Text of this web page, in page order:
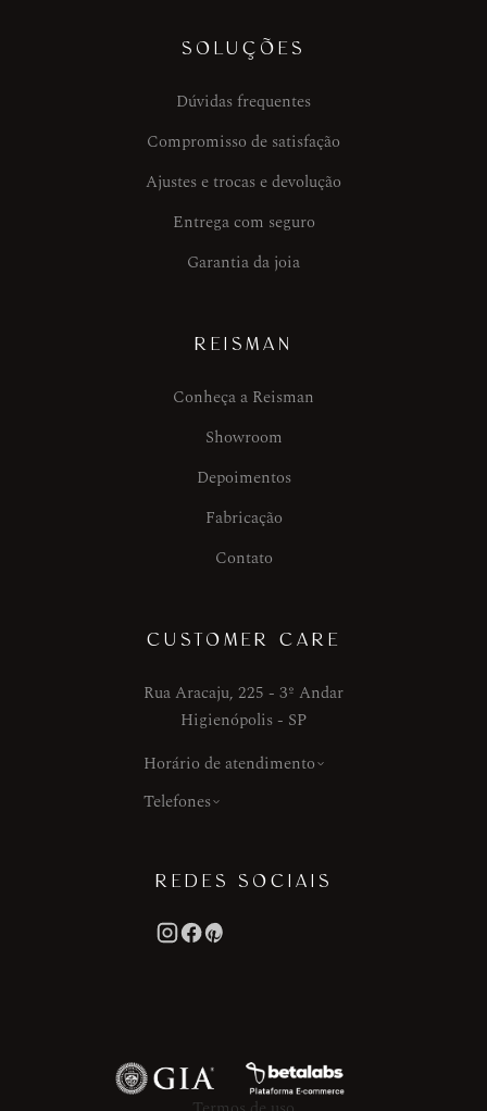
SOLUÇÕES
Dúvidas frequentes
Compromisso de satisfação
Ajustes e trocas e devolução
Entrega com seguro
Garantia da joia
REISMAN
Conheça a Reisman
Showroom
Depoimentos
Fabricação
Contato
CUSTOMER CARE
Rua Aracaju, 225 - 3º Andar
Higienópolis - SP
Horário de atendimento
Telefones
REDES SOCIAIS